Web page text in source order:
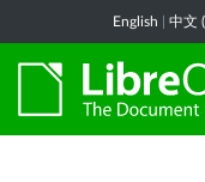
English 中文